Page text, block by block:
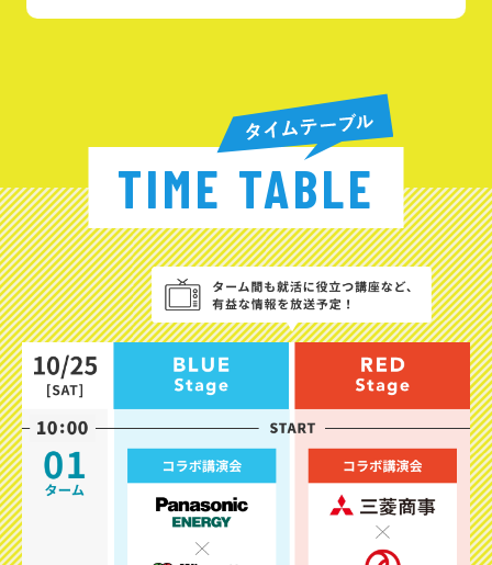
TIME TABLE